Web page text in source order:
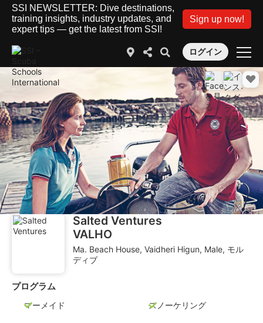
SSI NEWSLETTER: Dive destinations,
training insights, industry updates, and
expert tips — get the latest from SSI!
Sign up now!
ログイン
Salted Ventures
VALHO
Ma. Beach House, Vaidheri Higun, Male, モル
ディブ
プログラム
マーメイド スノーケリング